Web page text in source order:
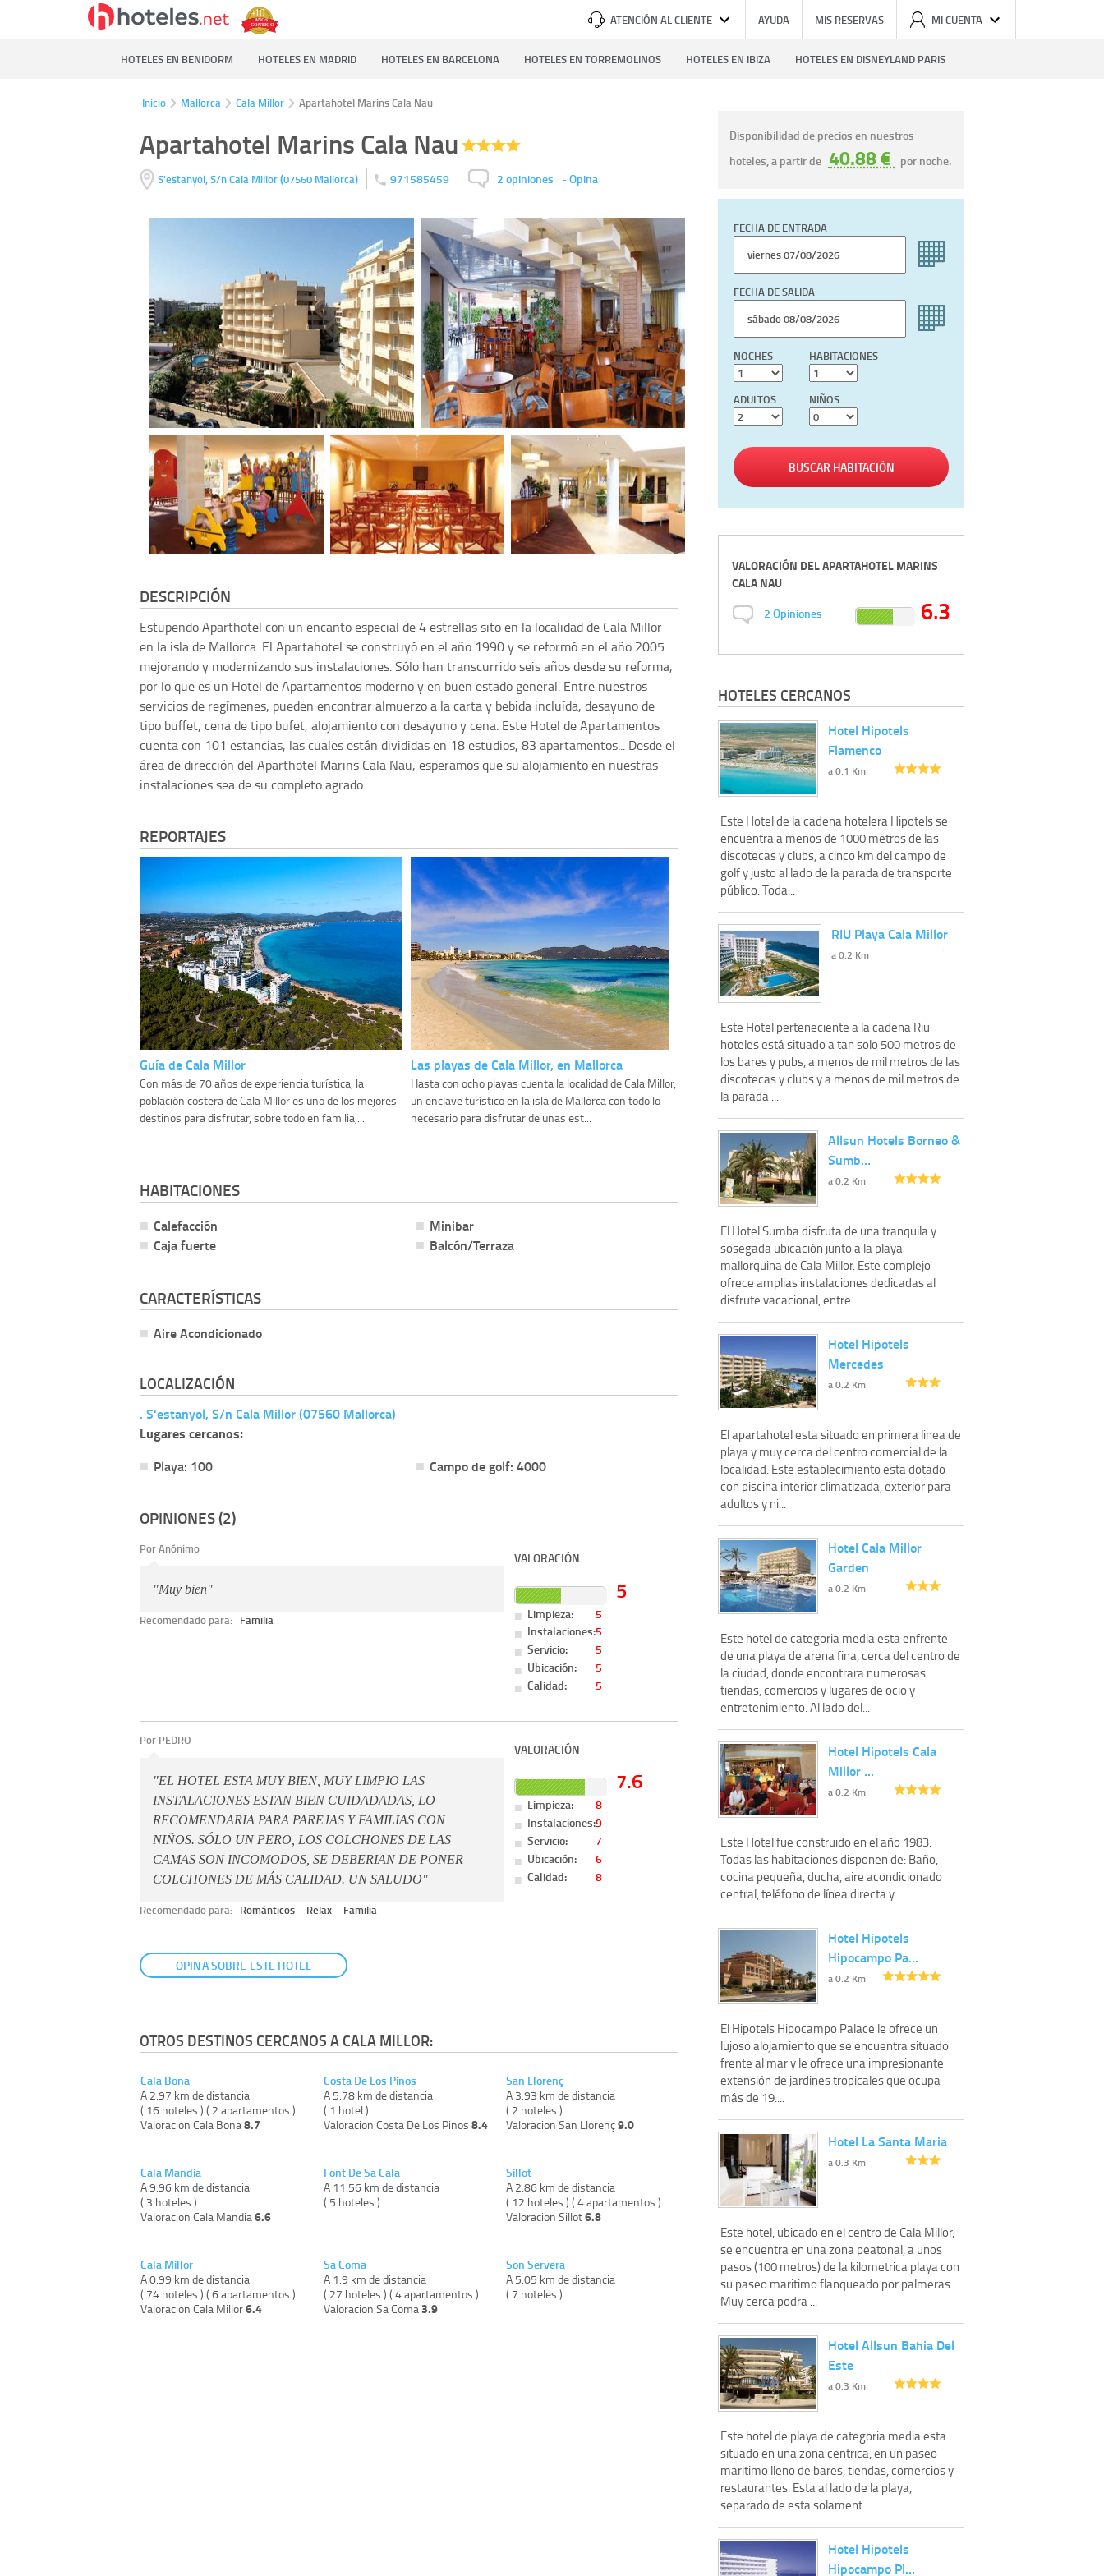
ATENCIÓN AL CLIENTE AYUDA MIS RESERVAS MI CUENTA
HOTELES EN BENIDORM HOTELES EN MADRID HOTELES EN BARCELONA HOTELES EN TORREMOLINOS HOTELES EN IBIZA HOTELES EN DISNEYLAND PARIS
Inicio Mallorca Cala Millor Apartahotel Marins Cala Nau
Apartahotel Marins Cala Nau
S'estanyol, S/nCala Millor(07560 Mallorca) 971585459 2 opiniones -Opina
DESCRIPCIÓN
Estupendo Aparthotel con un encanto especial de 4 estrellas sito en la localidad de Cala Millor
en la isla de Mallorca. El Apartahotel se construyó en el año 1990 y se reformó en el año 2005
mejorando y modernizando sus instalaciones. Sólo han transcurrido seis años desde su reforma,
por lo que es un Hotel de Apartamentos moderno y en buen estado general. Entre nuestros
servicios de regímenes, pueden encontrar almuerzo a la carta y bebida incluída, desayuno de
tipo buffet, cena de tipo bufet, alojamiento con desayuno y cena. Este Hotel de Apartamentos
cuenta con 101 estancias, las cuales están divididas en 18 estudios, 83 apartamentos... Desde el
área de dirección del Aparthotel Marins Cala Nau, esperamos que su alojamiento en nuestras
instalaciones sea de su completo agrado.
REPORTAJES
Guía de Cala Millor
Con más de 70 años de experiencia turística, la
población costera de Cala Millor es uno de los mejores
destinos para disfrutar, sobre todo en familia,...
Las playas de Cala Millor, en Mallorca
Hasta con ocho playas cuenta la localidad de Cala Millor,
un enclave turístico en la isla de Mallorca con todo lo
necesario para disfrutar de unas est...
HABITACIONES
Calefacción
Caja fuerte
Minibar
Balcón/Terraza
CARACTERÍSTICAS
Aire Acondicionado
LOCALIZACIÓN
. S'estanyol, S/n Cala Millor (07560 Mallorca)
Lugares cercanos:
Playa: 100
Campo de golf: 4000
OPINIONES (2)
Por Anónimo
"Muy bien"
Recomendado para: Familia
VALORACIÓN
5
Limpieza:
5
Instalaciones:5
Servicio:
5
Ubicación:
5
Calidad:
5
Por PEDRO
"EL HOTEL ESTA MUY BIEN, MUY LIMPIO LAS
INSTALACIONES ESTAN BIEN CUIDADADAS, LO
RECOMENDARIA PARA PAREJAS Y FAMILIAS CON
NIÑOS. SÓLO UN PERO, LOS COLCHONES DE LAS
CAMAS SON INCOMODOS, SE DEBERIAN DE PONER
COLCHONES DE MÁS CALIDAD. UN SALUDO"
Recomendado para: Románticos Relax Familia
VALORACIÓN
7.6
Limpieza:
8
Instalaciones:9
Servicio:
7
Ubicación:
6
Calidad:
8
OPINA SOBRE ESTE HOTEL
OTROS DESTINOS CERCANOS A CALA MILLOR:
Cala Bona
A 2.97 km de distancia
( 16 hoteles ) ( 2 apartamentos )
Valoracion Cala Bona8.7
Cala Mandia
A 9.96 km de distancia
( 3 hoteles )
Valoracion Cala Mandia6.6
Cala Millor
A 0.99 km de distancia
( 74 hoteles ) ( 6 apartamentos )
Valoracion Cala Millor6.4
Costa De Los Pinos
A 5.78 km de distancia
( 1 hotel )
Valoracion Costa De Los Pinos 8.4
Font De Sa Cala
A 11.56 km de distancia
( 5 hoteles )
Sa Coma
A 1.9 km de distancia
( 27 hoteles ) ( 4 apartamentos )
Valoracion Sa Coma3.9
San Llorenç
A 3.93 km de distancia
( 2 hoteles )
Valoracion San Llorenç9.0
Sillot
A 2.86 km de distancia
( 12 hoteles ) ( 4 apartamentos )
Valoracion Sillot6.8
Son Servera
A 5.05 km de distancia
( 7 hoteles )
Disponibilidad de precios en nuestros
hoteles, a partir de 40.88 € por noche.
FECHA DE ENTRADA
FECHA DE SALIDA
NOCHES HABITACIONES
ADULTOS NIÑOS
BUSCAR HABITACIÓN
VALORACIÓN DELAPARTAHOTEL MARINS
CALA NAU
2Opiniones 6.3
HOTELES CERCANOS
Hotel Hipotels
Flamenco
a 0.1 Km
Este Hotel de la cadena hotelera Hipotels se
encuentra a menos de 1000 metros de las
discotecas y clubs, a cinco km del campo de
golf y justo al lado de la parada de transporte
público. Toda...
RIU Playa Cala Millor
a 0.2 Km
Este Hotel perteneciente a la cadena Riu
hoteles está situado a tan solo 500 metros de
los bares y pubs, a menos de mil metros de las
discotecas y clubs y a menos de mil metros de
la parada ...
Allsun Hotels Borneo &
Sumb…
a 0.2 Km
El Hotel Sumba disfruta de una tranquila y
sosegada ubicación junto a la playa
mallorquina de Cala Millor. Este complejo
ofrece amplias instalaciones dedicadas al
disfrute vacacional, entre ...
Hotel Hipotels
Mercedes
a 0.2 Km
El apartahotel esta situado en primera linea de
playa y muy cerca del centro comercial de la
localidad. Este establecimiento esta dotado
con piscina interior climatizada, exterior para
adultos y ni...
Hotel Cala Millor
Garden
a 0.2 Km
Este hotel de categoria media esta enfrente
de una playa de arena fina, cerca del centro de
la ciudad, donde encontrara numerosas
tiendas, comercios y lugares de ocio y
entretenimiento. Al lado del...
Hotel Hipotels Cala
Millor …
a 0.2 Km
Este Hotel fue construido en el año 1983.
Todas las habitaciones disponen de: Baño,
cocina pequeña, ducha, aire acondicionado
central, teléfono de línea directa y...
Hotel Hipotels
Hipocampo Pa…
a 0.2 Km
El Hipotels Hipocampo Palace le ofrece un
lujoso alojamiento que se encuentra situado
frente al mar y le ofrece una impresionante
extensión de jardines tropicales que ocupa
más de 19....
Hotel La Santa Maria
a 0.3 Km
Este hotel, ubicado en el centro de Cala Millor,
se encuentra en una zona peatonal, a unos
pasos (100 metros) de la kilometrica playa con
su paseo maritimo flanqueado por palmeras.
Muy cerca podra ...
Hotel Allsun Bahia Del
Este
a 0.3 Km
Este hotel de playa de categoria media esta
situado en una zona centrica, en un paseo
maritimo lleno de bares, tiendas, comercios y
restaurantes. Esta al lado de la playa,
separado de esta solament...
Hotel Hipotels
Hipocampo Pl…